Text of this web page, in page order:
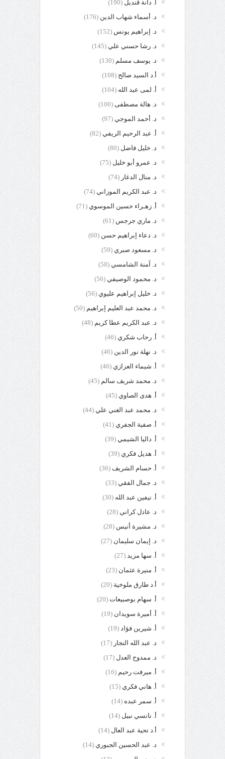
أ. دانة قنديل (190)
د. أسماء شهاب الدين (176)
د. إبراهيم يونس (152)
د. رشا حسني علي (145)
د. يوسف مسلم (130)
أ.د السيد صالح (108)
أ. لمى عبد الله (104)
د. هالة مصطفى (100)
د. أحمد الموجي (97)
أ. عبد الرحيم الريفي (82)
د. خليل فاضل (80)
د. عمرو أبو خليل (75)
د. منال الدغار (74)
د. عبد الكريم الموزاني (74)
أ. زهـراء حسين الموسوي (71)
د. ماري جرجس (61)
د. دعاء إبراهيم حسن (60)
د. مسعود صبري (59)
د. آمنة الشامسي (58)
د. محمود الوصيفي (56)
د. خليل إبراهيم عليوي (56)
د. محمد عبد العليم إبراهيم (50)
د. عبد الكريم عطا كريم (48)
أ. رحاب شكري (46)
د. نهلة نور الدين (46)
أ. شيماء العزازي (46)
د. محمد شريف سالم (45)
أ. هدى الصاوي (45)
د. محمد عبد الغني علي (44)
أ. صفية الجفري (41)
أ. داليا الشيمي (39)
أ. هديل فكري (39)
أ. حسام الشريف (36)
د. جمال الفقي (33)
أ. نيفين عبد الله (30)
د. عادل كراني (28)
د. مشيرة أنيس (28)
د. إيمان سليمان (27)
أ. سها مزيد (27)
أ. منيرة عثمان (23)
أ.د طارق ملوخية (20)
أ. سهام بوصبيعات (20)
أ. أميرة سويدان (19)
أ. شيرين فؤاد (19)
د. عبد الله النجار (17)
د. ممدوح العدل (17)
أ. ميرفت رحيم (16)
أ. هاني فكري (15)
أ. سمر عبده (14)
أ. نانسي نبيل (14)
أ.د تحية عبد العال (14)
د. عبد الحسين الجبوري (14)